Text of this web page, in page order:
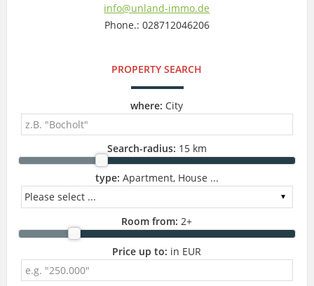
info@unland-immo.de
Phone.: 028712046206
PROPERTY SEARCH
where: City
Search-radius: 15 km
type: Apartment, House ...
Room from: 2+
Price up to: in EUR